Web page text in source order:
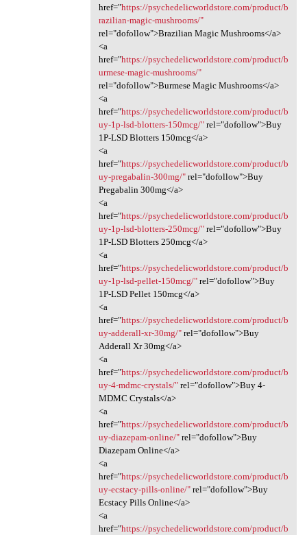
href="https://psychedelicworldstore.com/product/b
razilian-magic-mushrooms/"
rel="dofollow">Brazilian Magic Mushrooms</a>
<a
href="https://psychedelicworldstore.com/product/b
urmese-magic-mushrooms/"
rel="dofollow">Burmese Magic Mushrooms</a>
<a
href="https://psychedelicworldstore.com/product/b
uy-1p-lsd-blotters-150mcg/"rel="dofollow">Buy
1P-LSD Blotters 150mcg</a>
<a
href="https://psychedelicworldstore.com/product/b
uy-pregabalin-300mg/"rel="dofollow">Buy
Pregabalin 300mg</a>
<a
href="https://psychedelicworldstore.com/product/b
uy-1p-lsd-blotters-250mcg/"rel="dofollow">Buy
1P-LSD Blotters 250mcg</a>
<a
href="https://psychedelicworldstore.com/product/b
uy-1p-lsd-pellet-150mcg/"rel="dofollow">Buy
1P-LSD Pellet 150mcg</a>
<a
href="https://psychedelicworldstore.com/product/b
uy-adderall-xr-30mg/"rel="dofollow">Buy
Adderall Xr 30mg</a>
<a
href="https://psychedelicworldstore.com/product/b
uy-4-mdmc-crystals/"rel="dofollow">Buy 4-
MDMC Crystals</a>
<a
href="https://psychedelicworldstore.com/product/b
uy-diazepam-online/"rel="dofollow">Buy
Diazepam Online</a>
<a
href="https://psychedelicworldstore.com/product/b
uy-ecstacy-pills-online/"rel="dofollow">Buy
Ecstacy Pills Online</a>
<a
href="https://psychedelicworldstore.com/product/b